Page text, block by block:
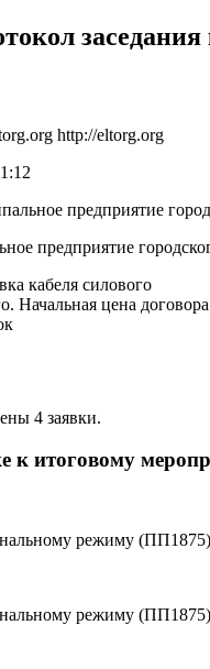
http://eltorg.org
предприятие
предприятие
кабеля силового
Начальная цена
4 заявки.
к итоговому
режиму
режиму